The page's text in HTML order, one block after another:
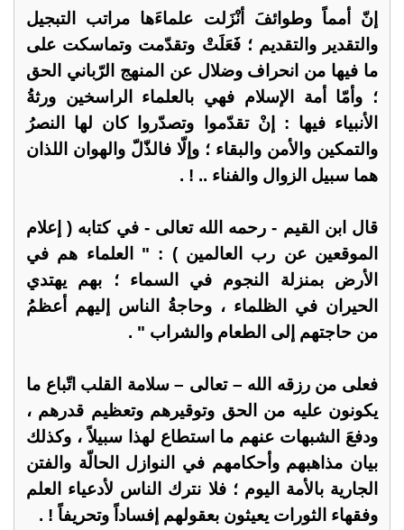
إنّ أمماً وطوائفَ أنْزَلت علماءَها مراتب التبجيل
والتقدير والتقديم ؛ فَعَلَتْ وتقدّمت وتماسكت على
ما فيها من انحراف وضلال عن المنهج الرّباني الحق
؛ وأمّا أمة الإسلام فهي بالعلماء الراسخين ورثةُ
الأنبياء فيها : إنْ تقدّموا وتصدّروا كان لها النصرُ
والتمكين والأمن والبقاء ؛ وإلّا فالذّلّ والهوان اللذان
هما سبيل الزوال والفناء .. ! .
قال ابن القيم - رحمه الله تعالى - في كتابه ( إعلام
الموقعين عن رب العالمين ) : " العلماء هم في
الأرض بمنزلة النجوم في السماء ؛ بهم يهتدي
الحيران في الظلماء ، وحاجةُ الناس إليهم أعظمُ
من حاجتهم إلى الطعام والشراب " .
فعلى من رزقه الله – تعالى – سلامة القلب اتّباع ما
يكونون عليه من الحق وتوقيرهم وتعظيم قدرهم ،
ودفعَ الشبهات عنهم ما استطاع لهذا سبيلاً ، وكذلك
بيان مذاهبهم وأحكامهم في النوازل الحالّة والفتن
الجارية بالأمة اليوم ؛ فلا نترك الناس لأدعياء العلم
وفقهاء الثورات يعيثون بعقولهم إفساداً وتحريفاً ! .